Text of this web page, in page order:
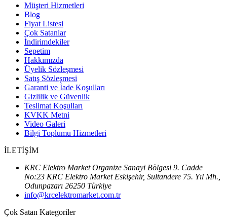
Müşteri Hizmetleri
Blog
Fiyat Listesi
Çok Satanlar
İndirimdekiler
Sepetim
Hakkımızda
Üyelik Sözleşmesi
Satış Sözleşmesi
Garanti ve İade Koşulları
Gizlilik ve Güvenlik
Teslimat Koşulları
KVKK Metni
Video Galeri
Bilgi Toplumu Hizmetleri
İLETİŞİM
KRC Elektro Market Organize Sanayi Bölgesi 9. Cadde
No:23 KRC Elektro Market Eskişehir, Sultandere 75. Yıl Mh.,
Odunpazarı 26250 Türkiye
info@krcelektromarket.com.tr
Çok Satan Kategoriler